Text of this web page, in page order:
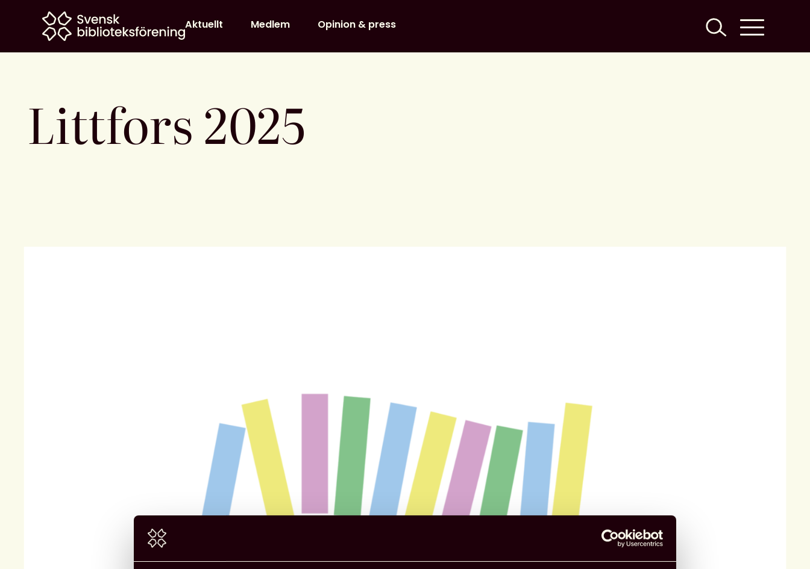
Home
Aktuellt Medlem Opinion & press
Littfors 2025